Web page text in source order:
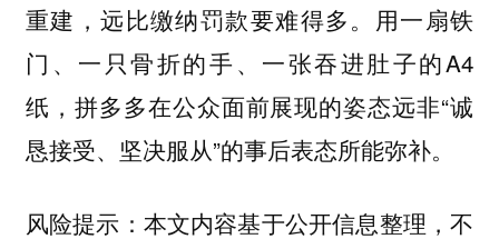
重建，远比缴纳罚款要难得多。用一扇铁
门、一只骨折的手、一张吞进肚子的A4
纸，拼多多在公众面前展现的姿态远非“诚
恳接受、坚决服从”的事后表态所能弥补。
风险提示：本文内容基于公开信息整理，不